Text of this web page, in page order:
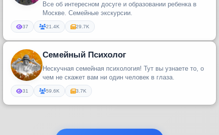
Все об интересном досуге и образовании ребенка в
Москве. Семейные экскурсии.
37 21.4K 29.7K
Семейный Психолог
Нескучная семейная психология! Тут вы узнаете то, о
чем не скажет вам ни один человек в глаза.
31 59.6K 3.7K